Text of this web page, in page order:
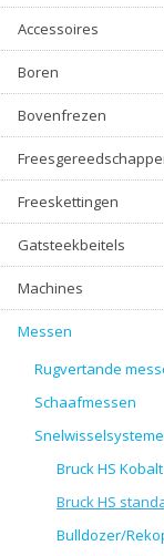
Accessoires
Boren
Bovenfrezen
Freeskettingen
Gatsteekbeitels
Machines
Messen
Rugvertande
Schaafmessen
Bruck HS Kobalt
Bruck HS
Bulldozer/